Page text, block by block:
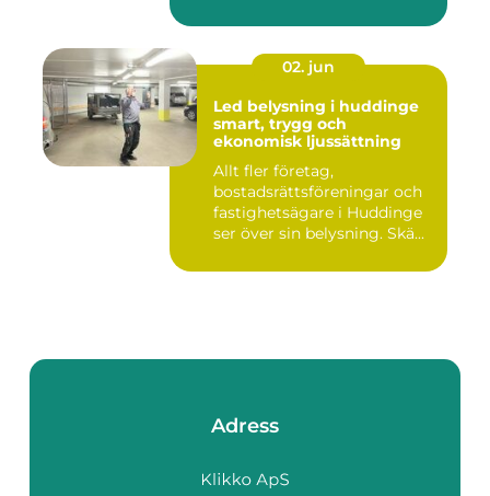
02. jun
Led belysning i huddinge
smart, trygg och
ekonomisk ljussättning
Allt fler företag,
bostadsrättsföreningar och
fastighetsägare i Huddinge
ser över sin belysning. Skä...
Adress